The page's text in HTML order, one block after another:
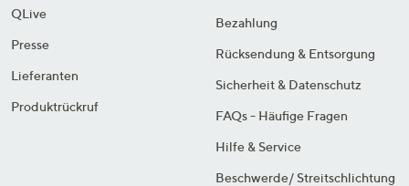
QLive
Presse
Lieferanten
Produktrückruf
Bezahlung
Rücksendung & Entsorgung
Sicherheit & Datenschutz
FAQs - Häufige Fragen
Hilfe & Service
Beschwerde/ Streitschlichtung